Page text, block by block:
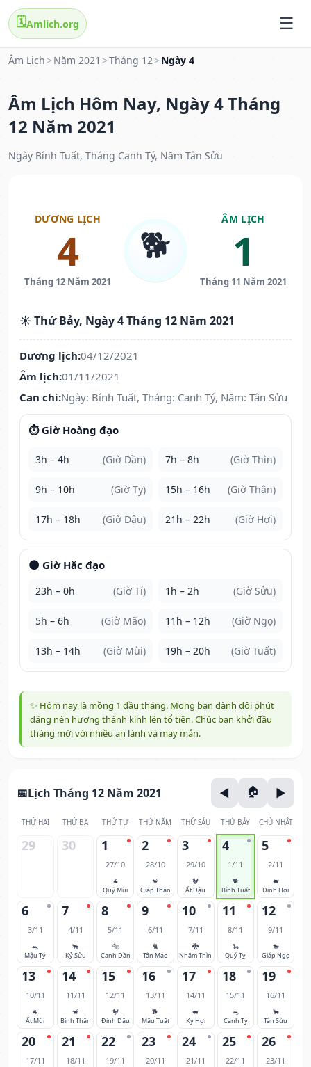
🗓️Amlich.org
Âm Lịch > Năm 2021 >Tháng 12> Ngày 4
Âm Lịch Hôm Nay, Ngày 4 Tháng
12 Năm 2021
Ngày Bính Tuất, Tháng Canh Tý, Năm Tân Sửu
DƯƠNG LỊCH
4
Tháng 12 Năm 2021
🐕
ÂM LỊCH
1
Tháng 11 Năm 2021
☀️ Thứ Bảy, Ngày 4 Tháng 12 Năm 2021
Dương lịch:04/12/2021
Âm lịch:01/11/2021
Can chi:Ngày: Bính Tuất, Tháng: Canh Tý, Năm: Tân Sửu
⏱️ Giờ Hoàng đạo
3h – 4h (Giờ Dần) 7h – 8h (Giờ Thìn)
9h – 10h (Giờ Tỵ) 15h – 16h (Giờ Thân)
17h – 18h (Giờ Dậu) 21h – 22h (Giờ Hợi)
🌑 Giờ Hắc đạo
23h – 0h (Giờ Tí) 1h – 2h (Giờ Sửu)
5h – 6h (Giờ Mão) 11h – 12h (Giờ Ngọ)
13h – 14h (Giờ Mùi) 19h – 20h (Giờ Tuất)
✨ Hôm nay là mồng 1 đầu tháng. Mong bạn dành đôi phút
dâng nén hương thành kính lên tổ tiên. Chúc bạn khởi đầu
tháng mới với nhiều an lành và may mắn.
Lịch Tháng 12 Năm 2021
THỨ HAI THỨ BA THỨ TƯ THỨ NĂM THỨ SÁU THỨ BẢY CHỦ NHẬT
29 30 1
27/10
🐐
Quý Mùi
2
28/10
🐒
Giáp Thân
3
29/10
🐓
Ất Dậu
4
1/11
🐕
Bính Tuất
5
2/11
🐖
Đinh Hợi
6
3/11
🐀
Mậu Tý
7
4/11
🐂
Kỷ Sửu
8
5/11
🐅
Canh Dần
9
6/11
🐈
Tân Mão
10
7/11
🐉
Nhâm Thìn
11
8/11
🐍
Quý Tỵ
12
9/11
🐎
Giáp Ngọ
13
10/11
🐐
Ất Mùi
14
11/11
🐒
Bính Thân
15
12/11
🐓
Đinh Dậu
16
13/11
🐕
Mậu Tuất
17
14/11
🐖
Kỷ Hợi
18
15/11
🐀
Canh Tý
19
16/11
🐂
Tân Sửu
20
17/11
21
18/11
22
19/11
23
20/11
24
21/11
25
22/11
26
23/11